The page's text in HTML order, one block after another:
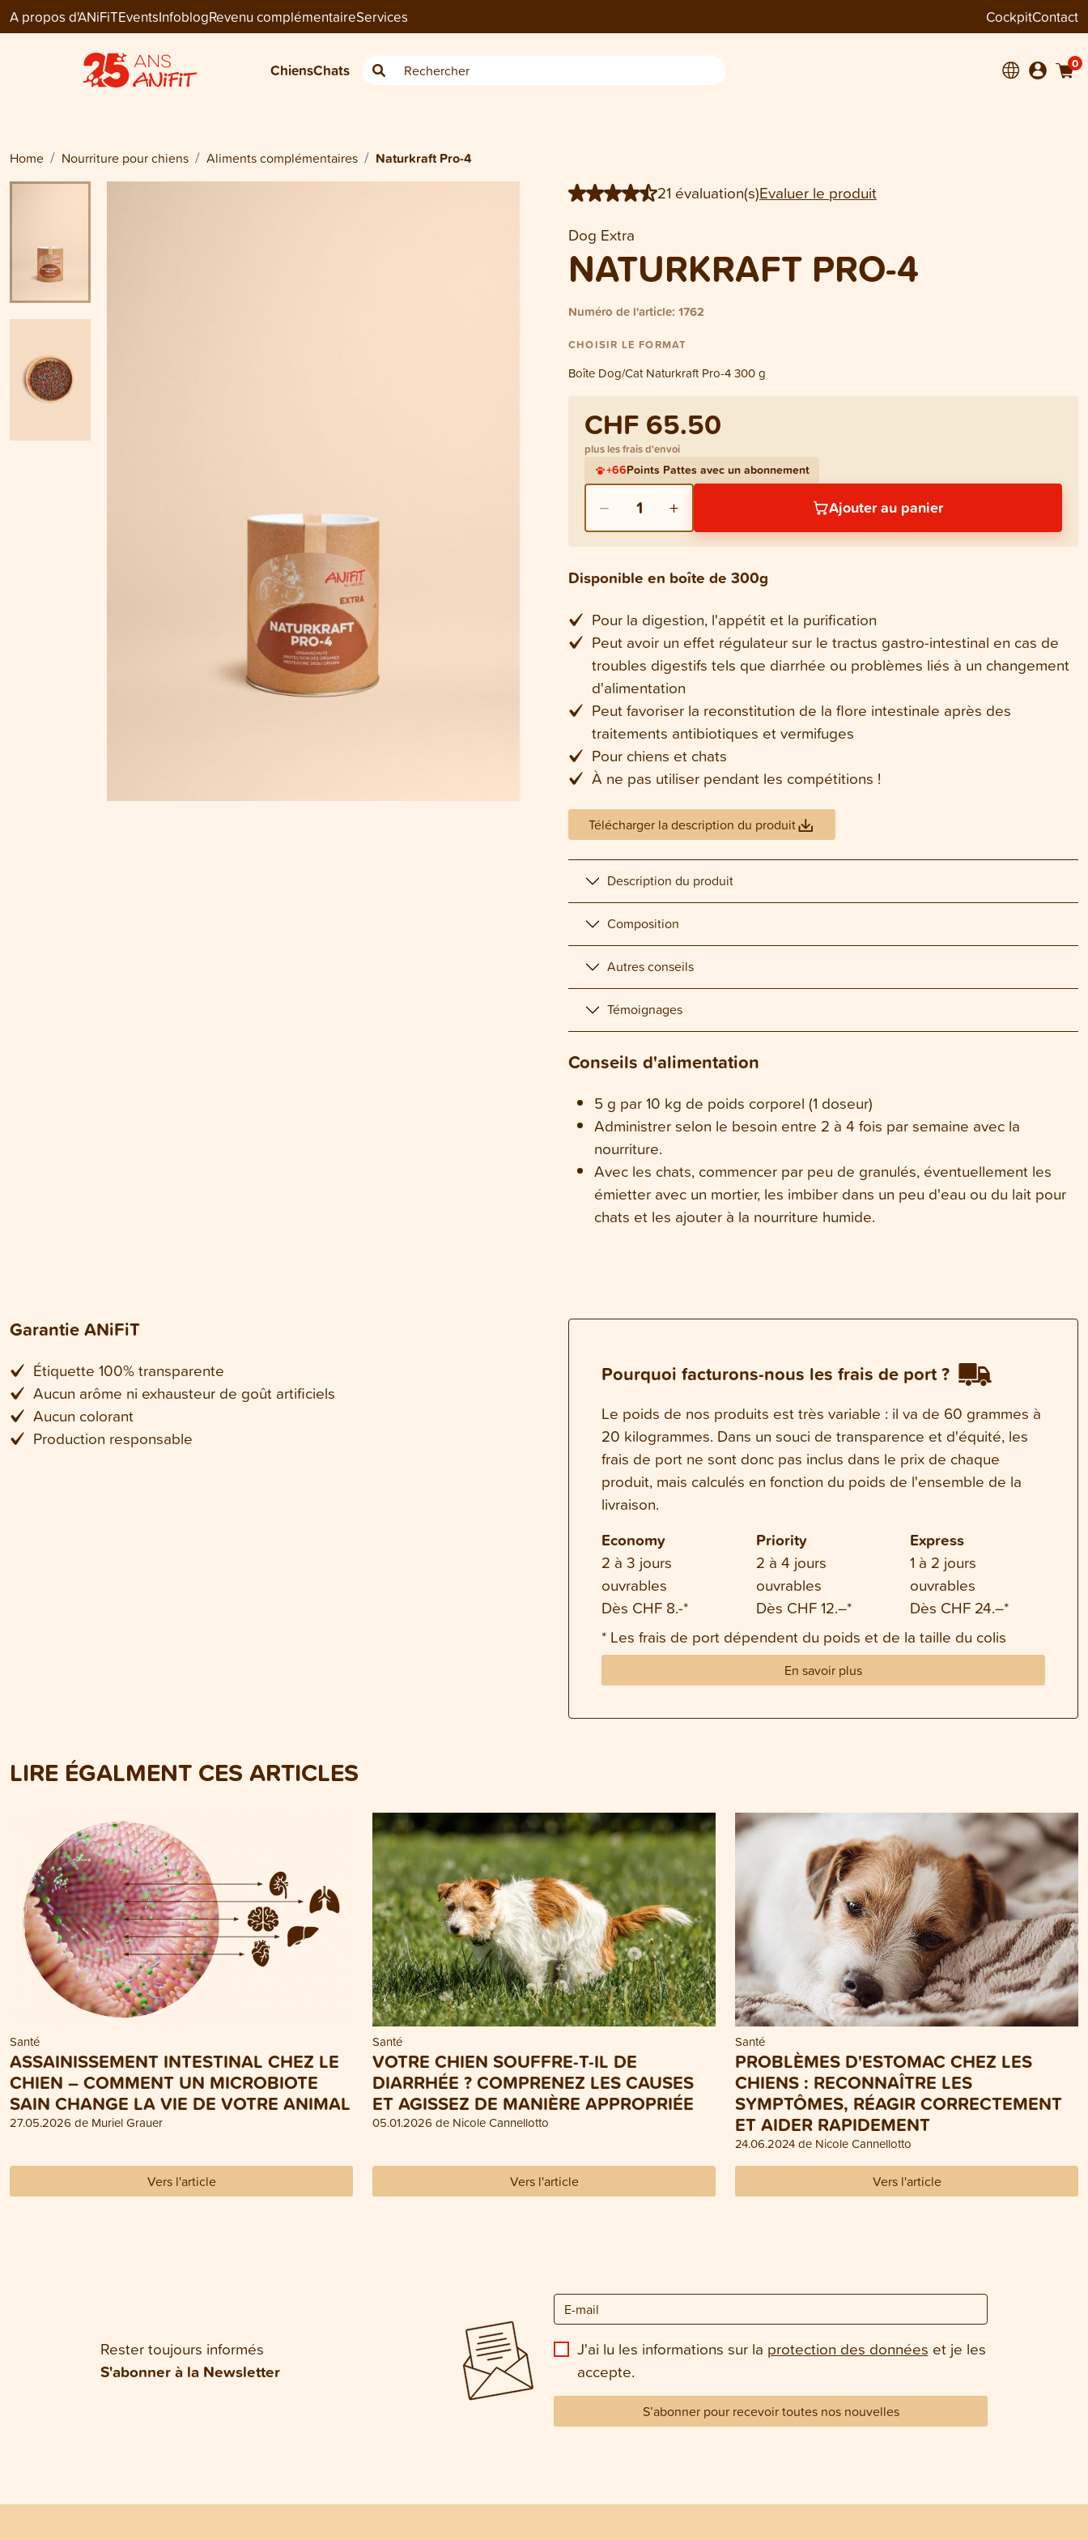
A propos d'ANiFiTEventsInfoblogRevenu complémentaireServices CockpitContact
ChiensChats 0
Dog Extra
NATURKRAFT PRO-4
CHF 65.50
Boîte Dog/Cat Naturkraft Pro-4 300 g
Home Nourriture pour chiens Aliments complémentaires Naturkraft Pro-4
21 évaluation(s)Evaluer le produit
Dog Extra
NATURKRAFT PRO-4
Numéro de l'article: 1762
CHOISIR LE FORMAT
Boîte Dog/Cat Naturkraft Pro-4 300 g
CHF 65.50
plus les frais d'envoi
+66Points Pattes avec un abonnement
− 1 + Ajouter au panier
Disponible en boîte de 300g
Pour la digestion, l'appétit et la purification
Peut avoir un effet régulateur sur le tractus gastro-intestinal en cas de
troubles digestifs tels que diarrhée ou problèmes liés à un changement
d'alimentation
Peut favoriser la reconstitution de la flore intestinale après des
traitements antibiotiques et vermifuges
Pour chiens et chats
À ne pas utiliser pendant les compétitions !
Télécharger la description du produit
Description du produit
Composition
Autres conseils
Témoignages
Conseils d'alimentation
5 g par 10 kg de poids corporel (1 doseur)
Administrer selon le besoin entre 2 à 4 fois par semaine avec la
nourriture.
Avec les chats, commencer par peu de granulés, éventuellement les
émietter avec un mortier, les imbiber dans un peu d'eau ou du lait pour
chats et les ajouter à la nourriture humide.
Garantie ANiFiT
Étiquette 100% transparente
Aucun arôme ni exhausteur de goût artificiels
Aucun colorant
Production responsable
Pourquoi facturons-nous les frais de port ?
Le poids de nos produits est très variable : il va de 60 grammes à
20 kilogrammes. Dans un souci de transparence et d'équité, les
frais de port ne sont donc pas inclus dans le prix de chaque
produit, mais calculés en fonction du poids de l'ensemble de la
livraison.
Economy
2 à 3 jours
ouvrables
Dès CHF 8.-*
Priority
2 à 4 jours
ouvrables
Dès CHF 12.–*
Express
1 à 2 jours
ouvrables
Dès CHF 24.–*
* Les frais de port dépendent du poids et de la taille du colis
En savoir plus
LIRE ÉGALMENT CES ARTICLES
Santé
ASSAINISSEMENT INTESTINAL CHEZ LE
CHIEN – COMMENT UN MICROBIOTE
SAIN CHANGE LA VIE DE VOTRE ANIMAL
27.05.2026 de Muriel Grauer
Vers l'article
Santé
VOTRE CHIEN SOUFFRE-T-IL DE
DIARRHÉE ? COMPRENEZ LES CAUSES
ET AGISSEZ DE MANIÈRE APPROPRIÉE
05.01.2026 de Nicole Cannellotto
Vers l'article
Santé
PROBLÈMES D'ESTOMAC CHEZ LES
CHIENS : RECONNAÎTRE LES
SYMPTÔMES, RÉAGIR CORRECTEMENT
ET AIDER RAPIDEMENT
24.06.2024 de Nicole Cannellotto
Vers l'article
Rester toujours informés
S'abonner à la Newsletter
J'ai lu les informations sur la protection des données et je les
accepte.
S’abonner pour recevoir toutes nos nouvelles